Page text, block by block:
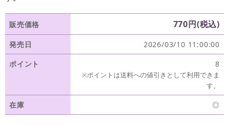
販売価格 770円(税込)
発売日
2026/03/10 11:00:00
ポイント
8
※ポイントは送料への値引きとして利用できま
す。
在庫 ◎